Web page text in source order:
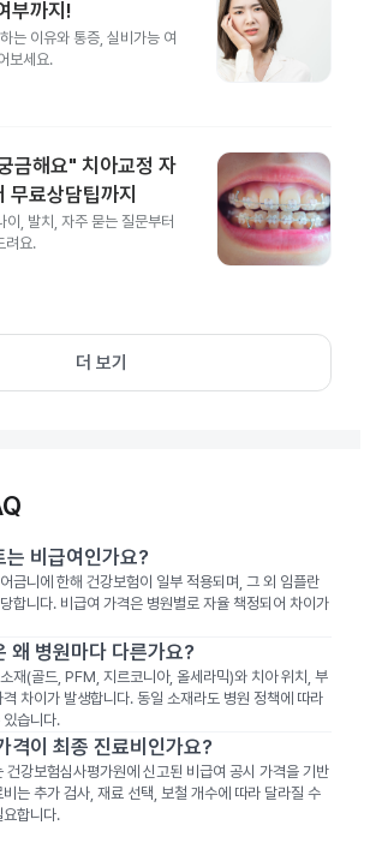
부까지!
는 이유와 통증, 실비가능 여
보세요.
금해요" 치아교정 자
무료상담팁까지
이, 발치, 자주 묻는 질문부터
려요.
더 보기
는 비급여인가요?
금니에 한해 건강보험이 일부 적용되며, 그 외 임플란
합니다. 비급여 가격은 병원별로 자율 책정되어 차이가
왜 병원마다 다른가요?
재(골드, PFM, 지르코니아, 올세라믹)와 치아 위치, 부
차이가 발생합니다. 동일 소재라도 병원 정책에 따라
있습니다.
격이 최종 진료비인가요?
건강보험심사평가원에 신고된 비급여 공시 가격을 기반
는 추가 검사, 재료 선택, 보철 개수에 따라 달라질 수
요합니다.